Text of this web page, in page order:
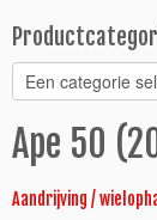
Ape 50
Aandrijving /